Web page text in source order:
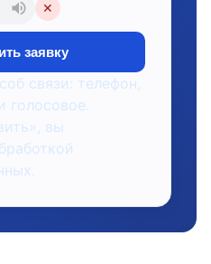
✕
заявку
связи: телефон,
голосовое.
вы